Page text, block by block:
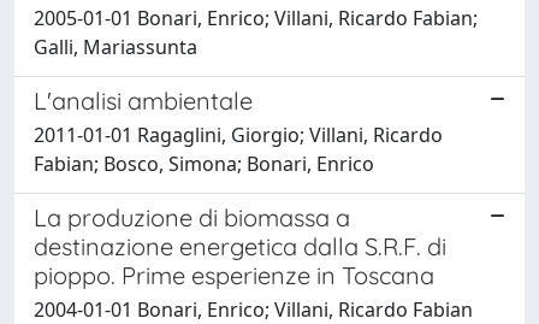
2005-01-01 Bonari, Enrico; Villani, Ricardo Fabian;
Galli, Mariassunta
L'analisi ambientale
2011-01-01 Ragaglini, Giorgio; Villani, Ricardo
Fabian; Bosco, Simona; Bonari, Enrico
La produzione di biomassa a
destinazione energetica dalla S.R.F. di
pioppo. Prime esperienze in Toscana
2004-01-01 Bonari, Enrico; Villani, Ricardo Fabian